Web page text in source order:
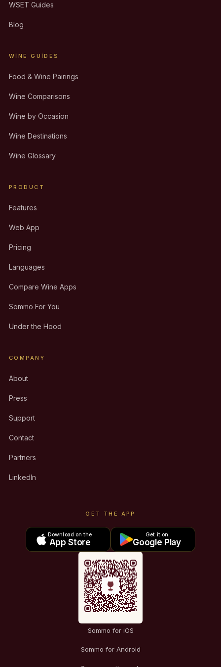
WSET Guides
Blog
WINE GUIDES
Food & Wine Pairings
Wine Comparisons
Wine by Occasion
Wine Destinations
Wine Glossary
PRODUCT
Features
Web App
Pricing
Languages
Compare Wine Apps
Sommo For You
Under the Hood
COMPANY
About
Press
Support
Contact
Partners
LinkedIn
GET THE APP
Download on the
App Store
Get it on
Google Play
Sommo for iOS
Sommo for Android